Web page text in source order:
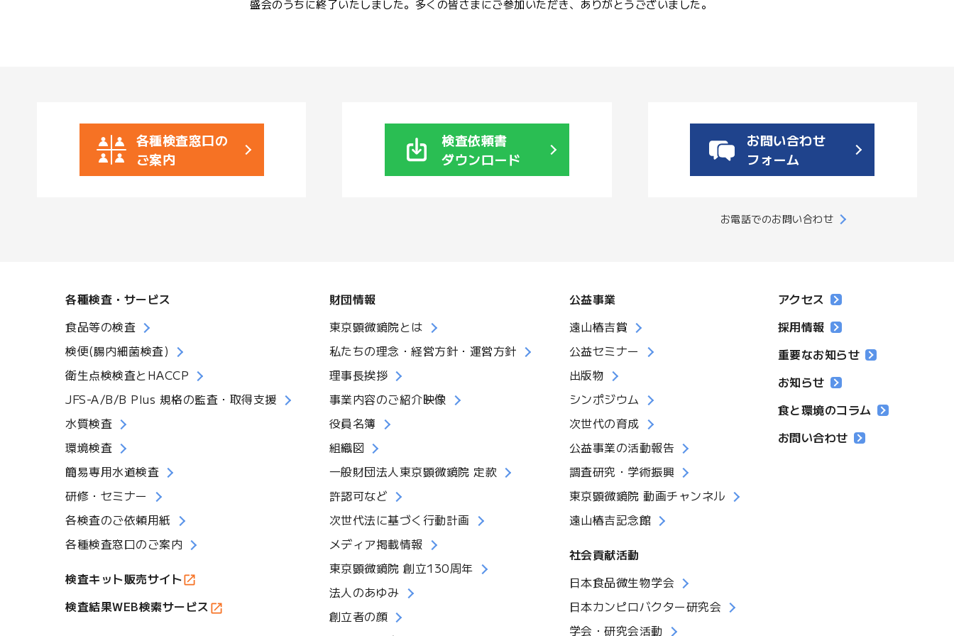
盛会のうちに終了いたしました。多くの皆さまにご参加いただき、ありがとうございました。
各種検査窓口の
ご案内
検査依頼書
ダウンロード
お問い合わせ
フォーム
お電話でのお問い合わせ
各種検査・サービス
食品等の検査
検便(腸内細菌検査)
衛生点検検査とHACCP
JFS-A/B/B Plus 規格の監査・取得支援
水質検査
環境検査
簡易専用水道検査
研修・セミナー
各検査のご依頼用紙
各種検査窓口のご案内
検査キット販売サイト
検査結果WEB検索サービス
財団情報
東京顕微鏡院とは
私たちの理念・経営方針・運営方針
理事長挨拶
事業内容のご紹介映像
役員名簿
組織図
一般財団法人東京顕微鏡院 定款
許認可など
次世代法に基づく行動計画
メディア掲載情報
東京顕微鏡院 創立130周年
法人のあゆみ
創立者の顔
公益事業
遠山椿吉賞
公益セミナー
出版物
シンポジウム
次世代の育成
公益事業の活動報告
調査研究・学術振興
東京顕微鏡院 動画チャンネル
遠山椿吉記念館
社会貢献活動
日本食品微生物学会
日本カンピロバクター研究会
学会・研究会活動
アクセス
採用情報
重要なお知らせ
お知らせ
食と環境のコラム
お問い合わせ